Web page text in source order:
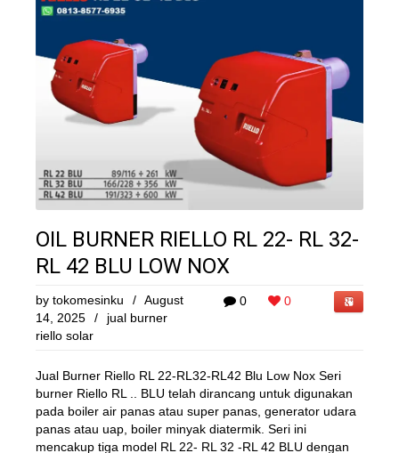
OIL BURNER RIELLO RL 22- RL 32-
RL 42 BLU LOW NOX
0 0
by tokomesinku / August
14, 2025
/
jual burner
riello solar
Jual Burner Riello RL 22-RL32-RL42 Blu Low Nox Seri
burner Riello RL .. BLU telah dirancang untuk digunakan
pada boiler air panas atau super panas, generator udara
panas atau uap, boiler minyak diatermik. Seri ini
mencakup tiga model RL 22- RL 32 -RL 42 BLU dengan